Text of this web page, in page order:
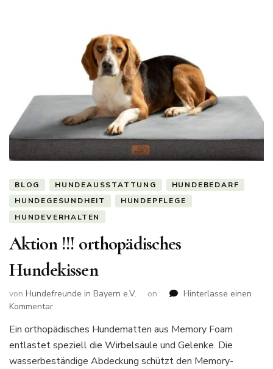
BLOG HUNDEAUSSTATTUNG
HUNDEBEDARF
HUNDEGESUNDHEIT
HUNDEPFLEGE
HUNDEVERHALTEN
Aktion !!! orthopädisches
Hundekissen
von Hundefreunde in Bayern e.V. on
Hinterlasse einen
Kommentarzu
!!!
orthopädisches
Hundekissen
Ein orthopädisches Hundematten aus Memory Foam
entlastet speziell die Wirbelsäule und Gelenke. Die
wasserbeständige Abdeckung schützt den Memory-